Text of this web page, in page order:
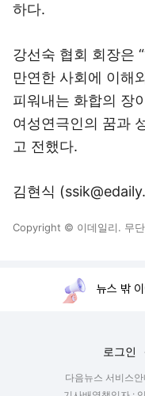
하다.
강선숙 협회 회장은
만연한 사회에 이해
피워내는 화합의 장
여성연극인의 꿈과
고 전했다.
김현식
Copyright © 이데일리. 무
뉴스 밖
로그인
다음뉴스 서비스안